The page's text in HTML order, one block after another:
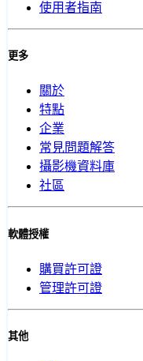
使用者指南
更多
關於
特點
企業
常見問題解答
攝影機資料庫
社區
軟體授權
購買許可證
管理許可證
其他